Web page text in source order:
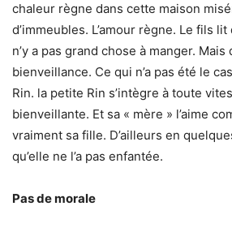
chaleur règne dans cette maison
d’immeubles. L’amour règne. Le fils
n’y a pas grand chose à manger. Mais
bienveillance. Ce qui n’a pas été le
Rin. la petite Rin s’intègre à toute
bienveillante. Et sa « mère » l’aime
vraiment sa fille. D’ailleurs en
qu’elle ne l’a pas enfantée.
Pas de morale